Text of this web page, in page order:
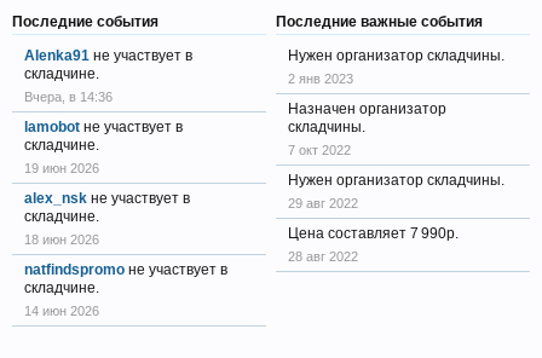
Последние события
Alenka91 не участвует в
складчине.
Вчера, в 14:36
lamobot не участвует в
складчине.
19 июн 2026
alex_nsk не участвует в
складчине.
18 июн 2026
natfindspromo не участвует в
складчине.
14 июн 2026
Последние важные события
Нужен организатор складчины.
2 янв 2023
Назначен организатор
складчины.
7 окт 2022
Нужен организатор складчины.
29 авг 2022
Цена составляет 7 990р.
28 авг 2022